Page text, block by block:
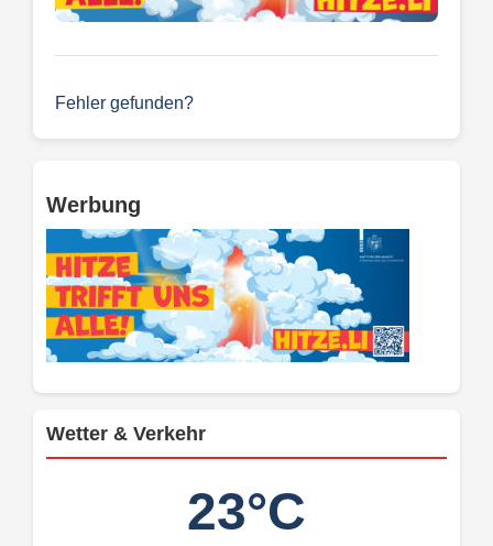
Fehler gefunden?
Werbung
Wetter & Verkehr
23°C